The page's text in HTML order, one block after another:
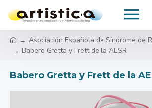
Asociación Española de Síndrome de
Babero Gretta y Frett de la AESR
Babero Gretta y Frett de la